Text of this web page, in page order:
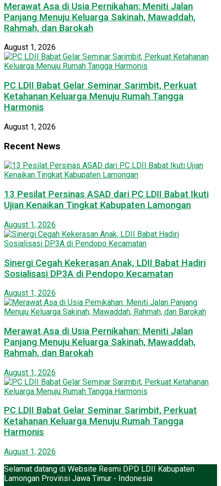
Merawat Asa di Usia Pernikahan: Meniti Jalan
Panjang Menuju Keluarga Sakinah, Mawaddah,
Rahmah, dan Barokah
August 1, 2026
PC LDII Babat Gelar Seminar Sarimbit, Perkuat
Ketahanan Keluarga Menuju Rumah Tangga
Harmonis
August 1, 2026
Recent News
13 Pesilat Persinas ASAD dari PC LDII Babat Ikuti
Ujian Kenaikan Tingkat Kabupaten Lamongan
August 1, 2026
Sinergi Cegah Kekerasan Anak, LDII Babat Hadiri
Sosialisasi DP3A di Pendopo Kecamatan
August 1, 2026
Merawat Asa di Usia Pernikahan: Meniti Jalan
Panjang Menuju Keluarga Sakinah, Mawaddah,
Rahmah, dan Barokah
August 1, 2026
PC LDII Babat Gelar Seminar Sarimbit, Perkuat
Ketahanan Keluarga Menuju Rumah Tangga
Harmonis
August 1, 2026
Selamat datang di Website Resmi DPD LDII Kabupaten
Lamongan Provinsi Jawa Timur - Indonesia